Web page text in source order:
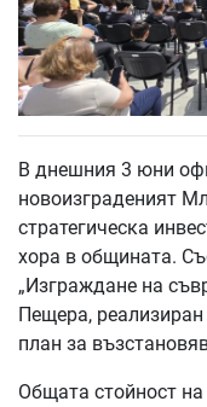
В днешния 3 юни
новоизграденият
стратегическа
хора в общината.
„Изграждане на
Пещера,
план за
Общата стойност